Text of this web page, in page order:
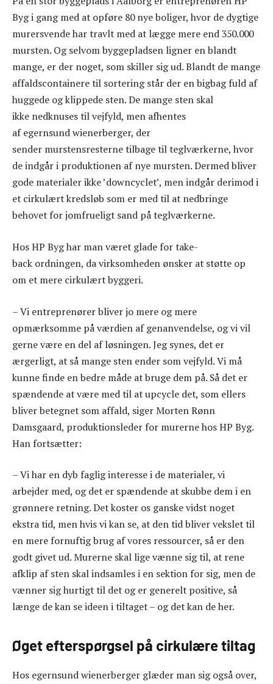
Byg i gang med at opføre 80 nye boliger, hvor de dygtige
murersvende har travlt med at lægge mere end 350.000
mursten. Og selvom byggepladsen ligner en blandt
mange, er der noget, som skiller sig ud. Blandt de mange
affaldscontainere til sortering står der en bigbag fuld af
huggede og klippede sten. De mange sten skal
ikke nedknuses til vejfyld, men afhentes
af egernsund wienerberger, der
sender murstensresterne tilbage til teglværkerne, hvor
de indgår i produktionen af nye mursten. Dermed bliver
gode materialer ikke ’downcyclet’, men indgår derimod i
et cirkulært kredsløb som er med til at nedbringe
behovet for jomfrueligt sand på teglværkerne.
Hos HP Byg har man været glade for take-
back ordningen, da virksomheden ønsker at støtte op
om et mere cirkulært byggeri.
– Vi entreprenører bliver jo mere og mere
opmærksomme på værdien af genanvendelse, og vi vil
gerne være en del af løsningen. Jeg synes, det er
ærgerligt, at så mange sten ender som vejfyld. Vi må
kunne finde en bedre måde at bruge dem på. Så det er
spændende at være med til at upcycle det, som ellers
bliver betegnet som affald, siger Morten Rønn
Damsgaard, produktionsleder for murerne hos HP Byg.
Han fortsætter:
– Vi har en dyb faglig interesse i de materialer, vi
arbejder med, og det er spændende at skubbe dem i en
grønnere retning. Det koster os ganske vidst noget
ekstra tid, men hvis vi kan se, at den tid bliver vekslet til
en mere fornuftig brug af vores ressourcer, så er den
godt givet ud. Murerne skal lige vænne sig til, at rene
afklip af sten skal indsamles i en sektion for sig, men de
vænner sig hurtigt til det og er generelt positive, så
længe de kan se ideen i tiltaget – og det kan de her.
Øget efterspørgsel på cirkulære tiltag
Hos egernsund wienerberger glæder man sig også over,